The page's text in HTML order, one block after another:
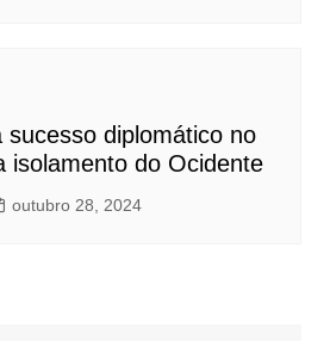
sucesso diplomático no
isolamento do Ocidente
outubro 28, 2024